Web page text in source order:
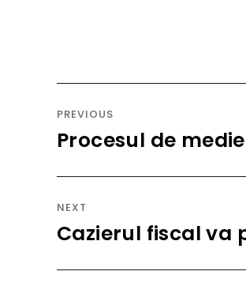
în
articole
PREVIOUS
Previous
Procesul de
NEXT
Next
Cazierul fiscal va